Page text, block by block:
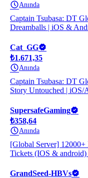
Anında
Captain Tsubasa: DT
Dreamballs | iOS &
Cat_GG
₺1.671,35
Anında
Captain Tsubasa: DT
Story Untouched | iOS/
SupersafeGaming
₺358,64
Anında
[Global Server]
Tickets (IOS &
GrandSeed-HBVs